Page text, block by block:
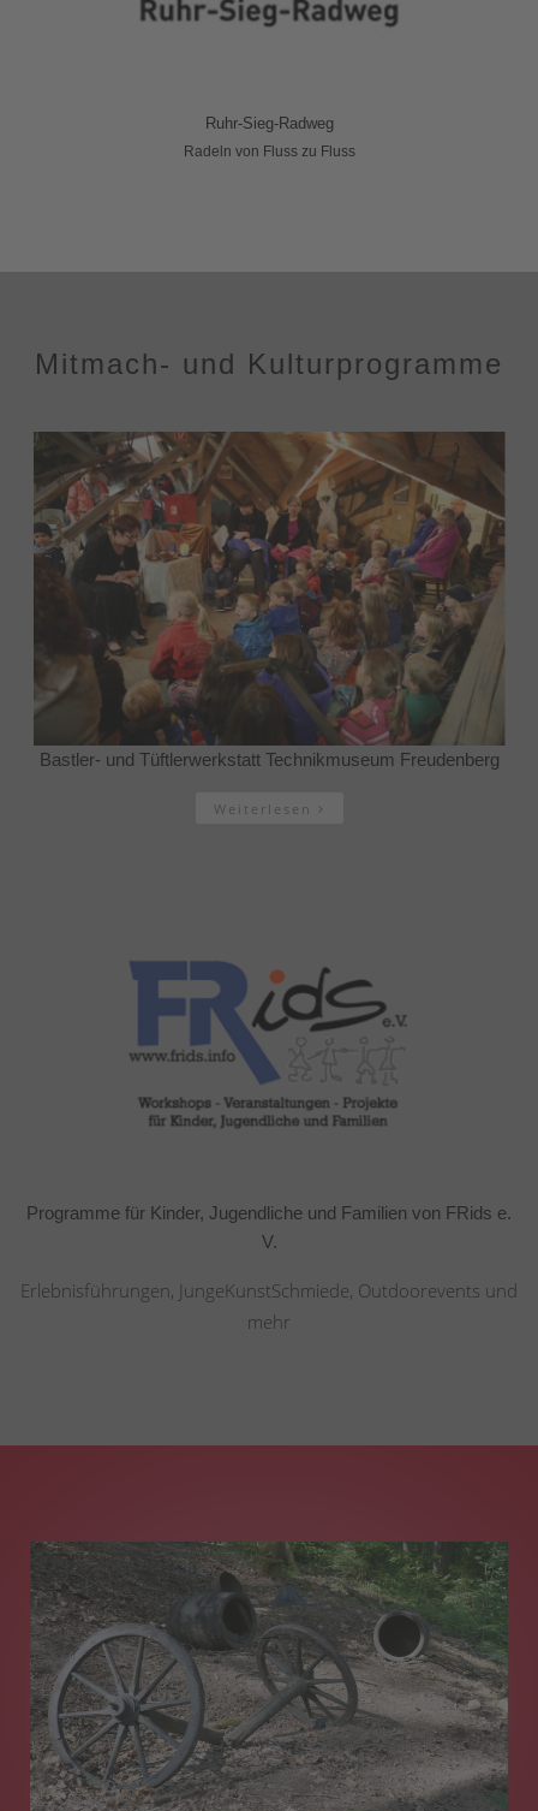
Ruhr-Sieg-Radweg
Radeln von Fluss zu Fluss
Mitmach- und Kulturprogramme
Bastler- und Tüftlerwerkstatt Technikmuseum Freudenberg
Weiterlesen
Programme für Kinder, Jugendliche und Familien von FRids e.
V.
Erlebnisführungen, JungeKunstSchmiede, Outdoorevents und
mehr